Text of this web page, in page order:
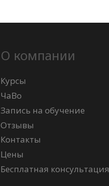
О компании
Курсы
ЧаВо
Запись на обучение
Отзывы
Контакты
Цены
Бесплатная консультация